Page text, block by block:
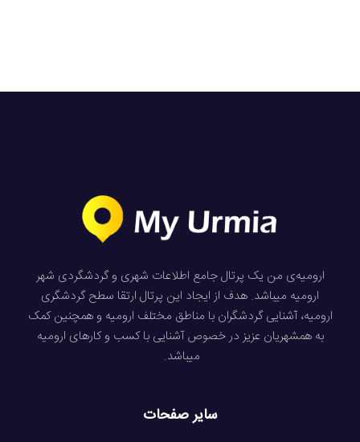
ارومیه‌ی من یک پرتال جامع اطلاعات شهری و گردشگردی شهر
ارومیه میباشد. هدف از ایجاد این پرتال ارتقا سطح گردشگری
ارومیه، آشنایی گردشگران با مناطق مختلف ارومیه و همچنین کمک
به همشهریان عزیز در خصوص آشنایی با کسب و کارهای ارومیه
میباشد.
سایر صفحات